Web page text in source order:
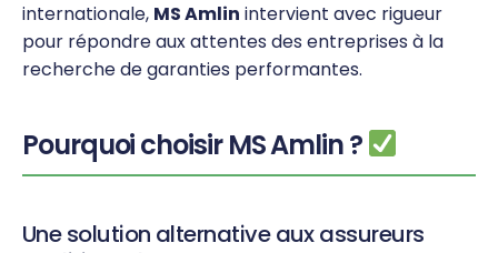
internationale, MS Amlin intervient avec rigueur
pour répondre aux attentes des entreprises à la
recherche de garanties performantes.
Pourquoi choisir MS Amlin ?
Une solution alternative aux assureurs